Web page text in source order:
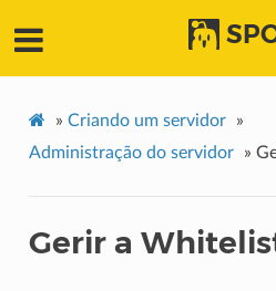
» Criando um servidor
»
Administração do servidor
»
Gerir a